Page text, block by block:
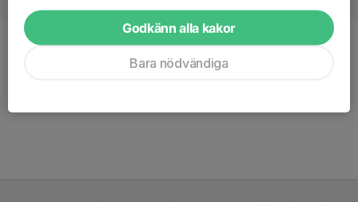
Godkänn alla kakor
Bara nödvändiga